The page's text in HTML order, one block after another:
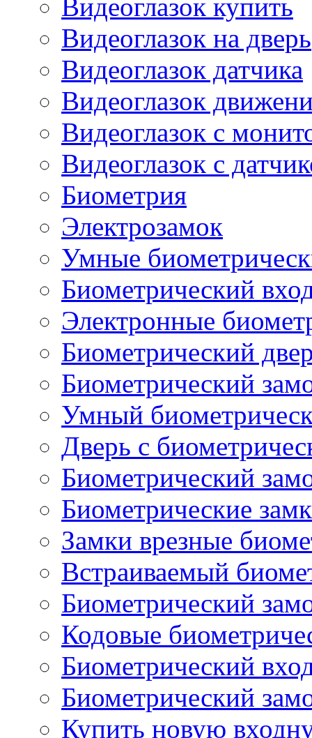
Видеоглазок купить
Видеоглазок на дверь
Видеоглазок датчика
Видеоглазок
Видеоглазок с
Видеоглазок с
Биометрия
Электрозамок
Умные
Биометрический
Электронные
Биометрический
Биометрический
Умный
Дверь с
Биометрический
Биометрические
Замки врезные
Встраиваемый
Биометрический
Кодовые
Биометрический
Биометрический
Купить новую